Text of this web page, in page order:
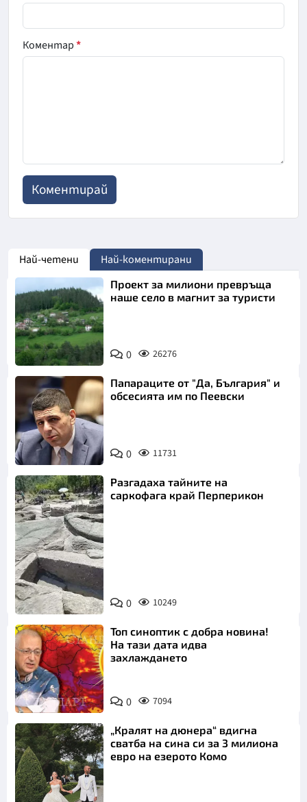
Коментар*
Най-четени Най-коментирани
Проект за милиони превръща
наше село в магнит за туристи
0 26276
Папараците от "Да, България" и
обсесията им по Пеевски
0 11731
Снимка:
Bulgaria ON
AIR
Разгадаха тайните на
саркофага край Перперикон
0 10249
Топ синоптик с добра новина!
На тази дата идва
захлаждането
0 7094
„Кралят на дюнера“ вдигна
сватба на сина си за 3 милиона
евро на езерото Комо